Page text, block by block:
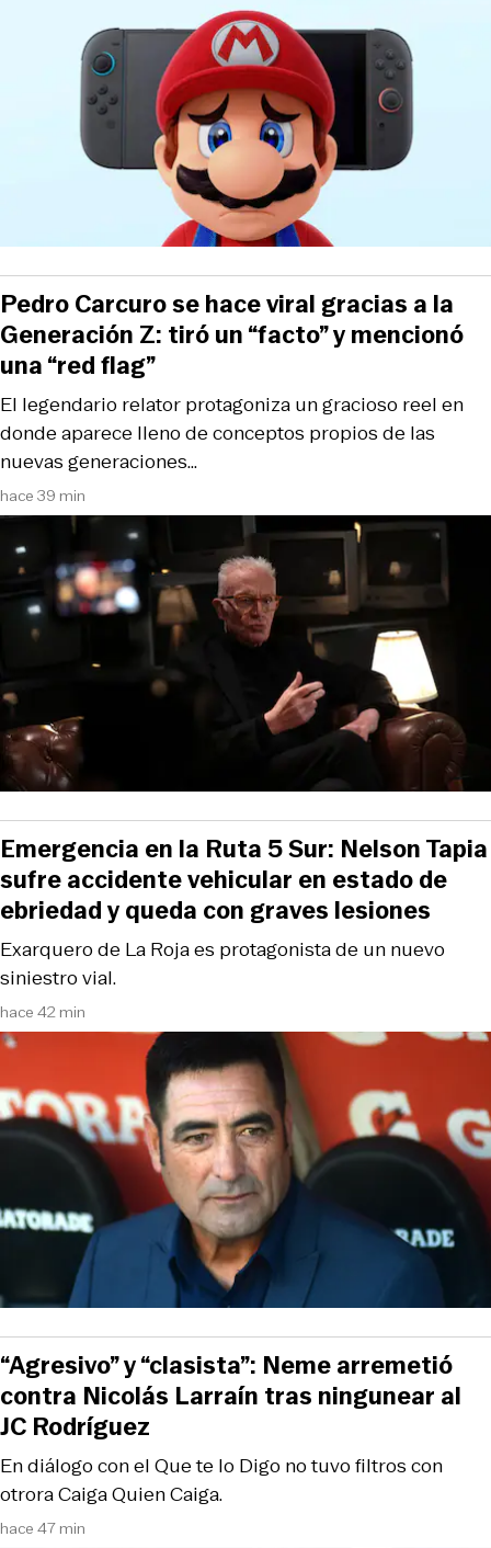
hace 39 min
El legendario relator protagoniza un gracioso reel en
donde aparece lleno de conceptos propios de las
nuevas generaciones…
Pedro Carcuro se hace viral gracias a la
Generación Z: tiró un “facto” y mencionó
una “red flag”
hace 42 min
Exarquero de La Roja es protagonista de un nuevo
siniestro vial.
Emergencia en la Ruta 5 Sur: Nelson Tapia
sufre accidente vehicular en estado de
ebriedad y queda con graves lesiones
hace 47 min
En diálogo con el Que te lo Digo no tuvo filtros con
otrora Caiga Quien Caiga.
“Agresivo” y “clasista”: Neme arremetió
contra Nicolás Larraín tras ningunear al
JC Rodríguez